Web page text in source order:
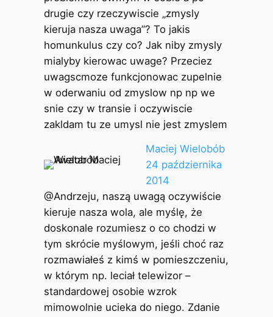
drugie czy rzeczywiscie „zmysly
kieruja nasza uwaga”? To jakis
homunkulus czy co? Jak niby zmysly
mialyby kierowac uwage? Przeciez
uwagscmoze funkcjonowac zupelnie
w oderwaniu od zmyslow np np we
snie czy w transie i oczywiscie
zakldam tu ze umysl nie jest zmyslem
Maciej Wielobób
24 października
2014
@Andrzeju, naszą uwagą oczywiście
kieruje nasza wola, ale myślę, że
doskonale rozumiesz o co chodzi w
tym skrócie myślowym, jeśli choć raz
rozmawiałeś z kimś w pomieszczeniu,
w którym np. leciał telewizor –
standardowej osobie wzrok
mimowolnie ucieka do niego. Zdanie